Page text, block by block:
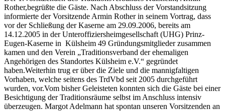
Rother,begrüßte die Gäste. Nach Abschluss der Vorstandsitzung
informierte der Vorsitzende Armin Rother in seinem Vortrag, dass
vor der Schließung der Kaserne am 29.09.2006, bereits am
14.12.2005 in der Unteroffiziersheimgesellschaft (UHG) Prinz-
Eugen-Kaserne in Külsheim 49 Gründungsmitglieder zusammen
kamen und den Verein „Traditionsverband der ehemaligen
Angehörigen des Standortes Külsheim e.V.“ gegründet
haben.Weiterhin trug er über die Ziele und die mannigfaltigen
Vorhaben, welche seitens des TrdVbd seit 2005 durchgeführt
wurden, vor.Vom bisher Geleisteten konnten sich die Gäste bei einer
Besichtigung der Traditionsräume selbst im Anschluss intensiv
überzeugen. Margot Adelmann hat spontan unseren Vorsitzenden an